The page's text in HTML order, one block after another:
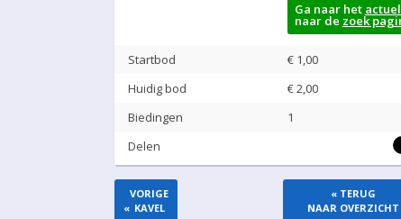
Ga naar het
naar de zoek
Startbod
€ 1,00
Huidig bod
€2,00
Biedingen
1
Delen
«
VORIGE
KAVEL
« TERUG
NAAR OVERZICHT